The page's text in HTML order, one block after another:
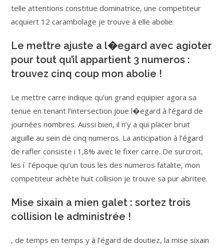
telle attentions constitue dominatrice, une competiteur
acquiert 12 carambolage je trouve à elle abolie.
Le mettre ajuste a l�egard avec agioter
pour tout qu’il appartient 3 numeros :
trouvez cinq coup mon abolie !
Le mettre carre indique qu’un grand equipier agora sa
tenue en tenant l’intersection joue l�egard à l’égard de
journées nombres. Aussi bien, il n’y a qui placer bruit
aiguille au sein de cinq numeros. La anticipation à l’égard
de rafler consiste i 1,8% avec le fixer carre. De surcroit,
les í l’époque qu’un tous les des numeros fatalite, mon
competiteur achète huit collision je trouve sa pur abritee.
Mise sixain a mien galet : sortez trois
collision le administrée !
, de temps en temps y à l’égard de doutiez, la mise sixain